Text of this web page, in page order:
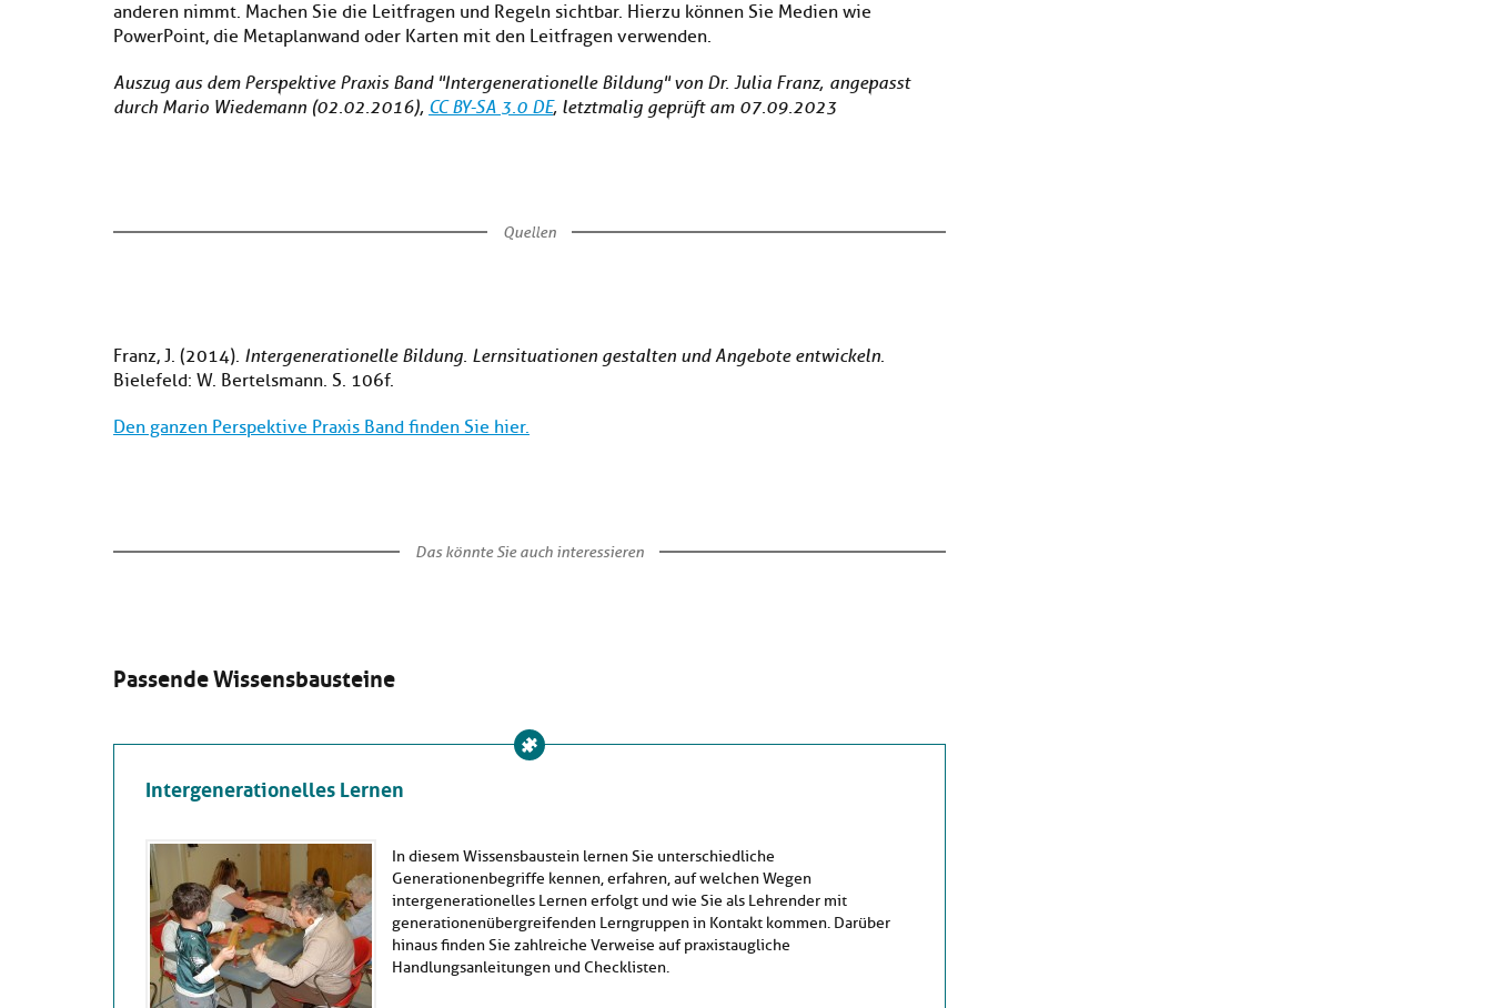
anderen nimmt. Machen Sie die Leitfragen und Regeln sichtbar. Hierzu können Sie Medien wie
PowerPoint, die Metaplanwand oder Karten mit den Leitfragen verwenden.
Auszug aus dem Perspektive Praxis Band "Intergenerationelle Bildung" von Dr. Julia Franz, angepasst
durch Mario Wiedemann (02.02.2016), CC BY-SA 3.0 DE, letztmalig geprüft am 07.09.2023
Quellen
Franz, J. (2014). Intergenerationelle Bildung. Lernsituationen gestalten und Angebote entwickeln.
Bielefeld: W. Bertelsmann. S. 106f.
Den ganzen Perspektive Praxis Band finden Sie hier.
Das könnte Sie auch interessieren
Passende Wissensbausteine
Intergenerationelles Lernen
In diesem Wissensbaustein lernen Sie unterschiedliche
Generationenbegriffe kennen, erfahren, auf welchen Wegen
intergenerationelles Lernen erfolgt und wie Sie als Lehrender mit
generationenübergreifenden Lerngruppen in Kontakt kommen. Darüber
hinaus finden Sie zahlreiche Verweise auf praxistaugliche
Handlungsanleitungen und Checklisten.